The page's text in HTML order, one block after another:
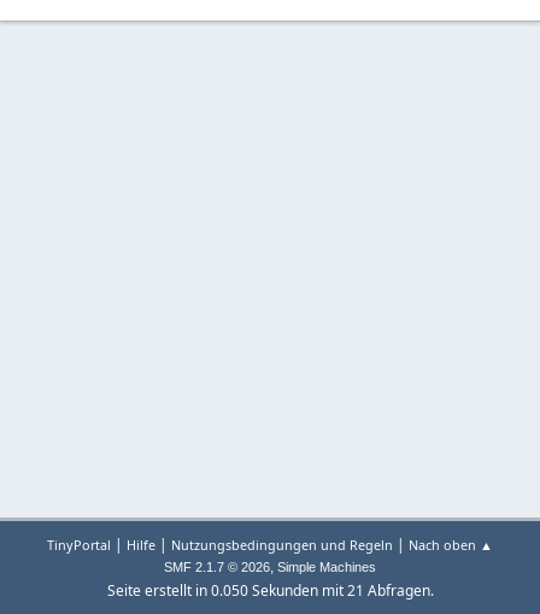
TinyPortal | Hilfe | Nutzungsbedingungen und Regeln | Nach oben ▲
SMF 2.1.7 © 2026, Simple Machines
Seite erstellt in 0.050 Sekunden mit 21 Abfragen.